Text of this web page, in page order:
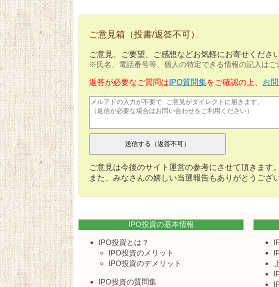
ご意見箱（投書/返答不可）
ご意見、ご要望、ご感想などお気軽にお寄せくださ
※氏名、電話番号等、個人の特定できる情報の記入はご
返答が必要なご質問は IPO質問集をご確認の上、 お
ご意見は今後のサイト運営の参考にさせて頂きます。
また、みなさんの嬉しい当選報告もありがとうござ
IPO投資の基本情報
IPO投資とは？
IPO投資のメリット
IPO投資のデメリット
IPO投資の質問集